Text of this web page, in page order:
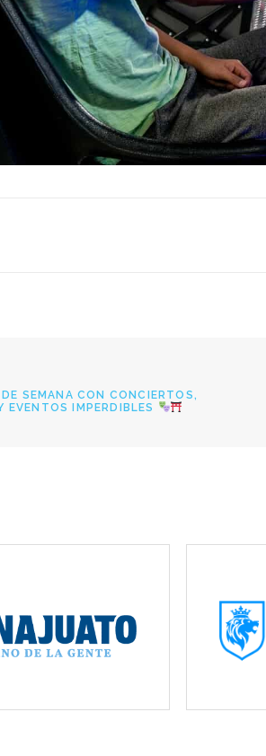
SEMANA CON CONCIERTOS,
EVENTOS IMPERDIBLES